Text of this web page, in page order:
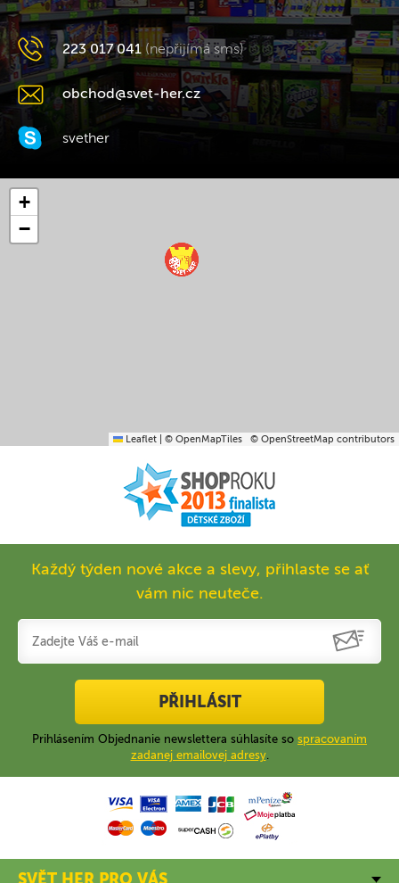
223 017 041 (nepřijímá sms)
obchod@svet-her.cz
svether
+
−
Leaflet © OpenMapTiles © OpenStreetMap contributors
Každý týden nové akce a slevy, přihlaste se ať
vám nic neuteče.
PŘIHLÁSIT
Prihlásením Objednanie newslettera súhlasíte so spracovaním
zadanej emailovej adresy.